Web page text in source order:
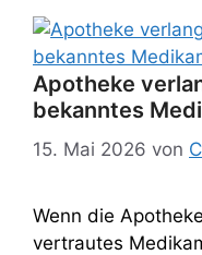
Apotheke
bekanntes
15. Mai 2026 von
Wenn die
vertrautes